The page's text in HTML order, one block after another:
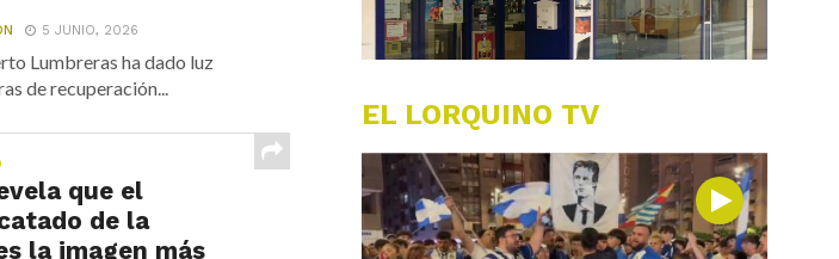
5 JUNIO, 2026
Lumbreras ha dado luz
de recuperación...
que el
de la
la imagen más
EL LORQUINO TV